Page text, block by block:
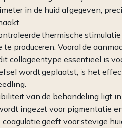
in de huid afgegeven,
thermische
te produceren. Vooral de
collageentype essentieel is
wordt geplaatst, is het
van de behandeling ligt
ingezet voor pigmentatie
coagulatie geeft voor stevige